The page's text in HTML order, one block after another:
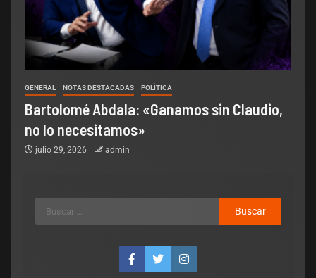
GENERAL NOTAS DESTACADAS POLÌTICA
Bartolomé Abdala: «Ganamos sin Claudio,
no lo necesitamos»
julio 29, 2026 admin